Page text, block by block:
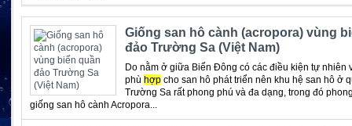
Giống san hô cành (acropora) vùng
đảo Trường Sa (Việt Nam)
Do nằm ở giữa Biển Đông có các điều kiện tự nhiên
phù hợpcho san hô phát triển nên khu hệ san hô ở
Trường Sa rất phong phú và đa dạng, trong đó
giống san hô cành Acropora...